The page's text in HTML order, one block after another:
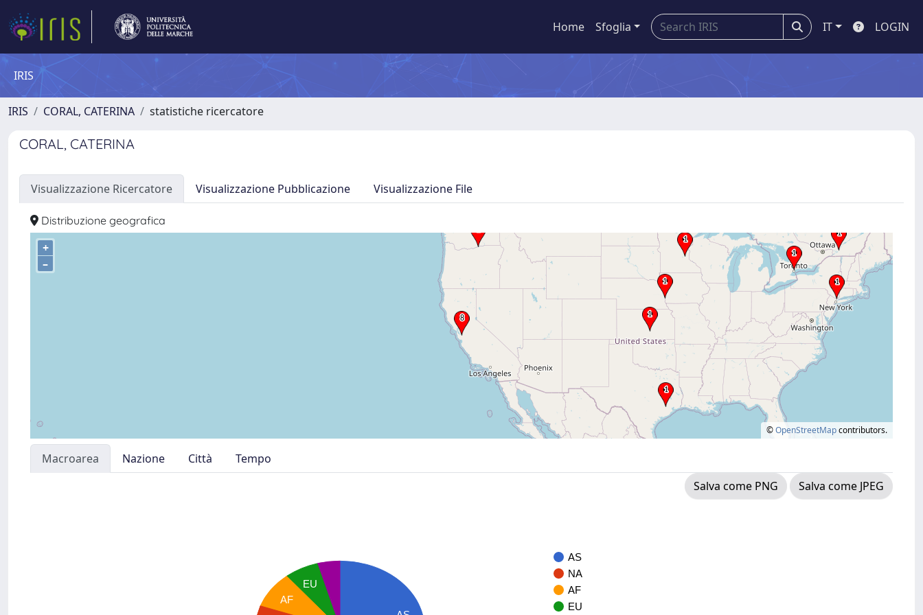
Home Sfoglia IT LOGIN
IRIS
IRIS CORAL, CATERINA statistiche ricercatore
CORAL, CATERINA
Visualizzazione Ricercatore Visualizzazione Pubblicazione Visualizzazione File
Distribuzione geografica
+
–
©OpenStreetMapcontributors.
Macroarea Nazione Città
Tempo
Salva come PNG
Salva come JPEG
AS
NA
AF
EU
EU
AF